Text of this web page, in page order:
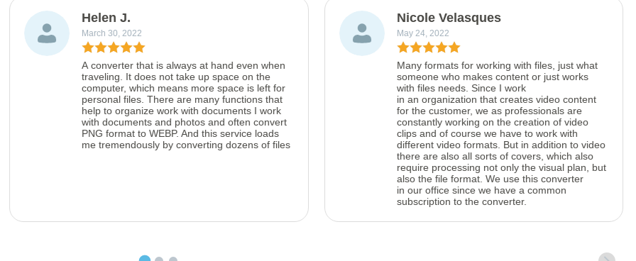
Helen J.
March 30, 2022
A converter that is always at hand even when
traveling. It does not take up space on the
computer, which means more space is left for
personal files. There are many functions that
help to organize work with documents I work
with documents and photos and often convert
PNG format to WEBP. And this service loads
me tremendously by converting dozens of files
Nicole Velasques
May 24, 2022
Many formats for working with files, just what
someone who makes content or just works
with files needs. Since I work
in an organization that creates video content
for the customer, we as professionals are
constantly working on the creation of video
clips and of course we have to work with
different video formats. But in addition to video
there are also all sorts of covers, which also
require processing not only the visual plan, but
also the file format. We use this converter
in our office since we have a common
subscription to the converter.